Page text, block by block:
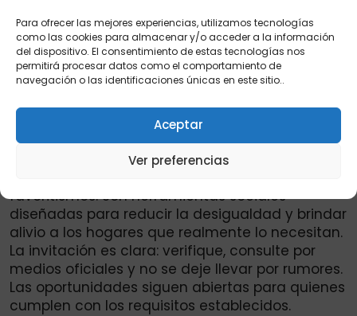
Para ofrecer las mejores experiencias, utilizamos tecnologías
como las cookies para almacenar y/o acceder a la información
del dispositivo. El consentimiento de estas tecnologías nos
permitirá procesar datos como el comportamiento de
navegación o las identificaciones únicas en este sitio..
Aceptar
Ver preferencias
Se está trabajando en un sistema más
moderno que permita: Cruzar información de
ingresos y registros oficiales. Detectar
inconsistencias en los datos. Clasificar mejor a
la población vulnerable. Garantizar mayor
transparencia en la asignación de cupos. Esto
significa que las nuevasfocalizaciones
más precisas y justas.
favoritismos. Son herramientas sociales
diseñadas para reducir la desigualdad y brindar
alivio a los hogares que realmente lo necesitan.
La invitación es clara: verifique, consulte por
medios oficiales y no se deje llevar por rumores.
Las oportunidades siguen abiertas para quienes
cumplen con los requisitos establecidos.